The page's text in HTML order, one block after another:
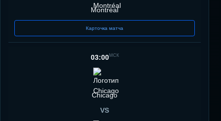
Montréal
Карточка матча
03:00МСК
Chicago
VS